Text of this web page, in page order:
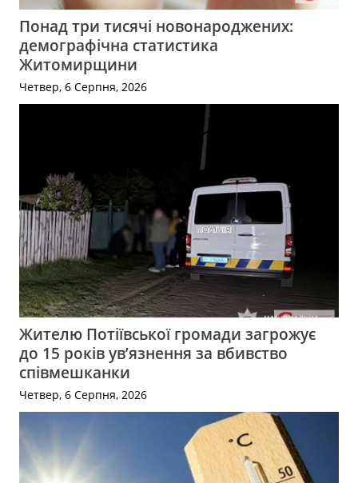
Понад три тисячі новонароджених:
демографічна статистика
Житомирщини
Четвер, 6 Серпня, 2026
Жителю Потіївської громади загрожує
до 15 років ув’язнення за вбивство
співмешканки
Четвер, 6 Серпня, 2026